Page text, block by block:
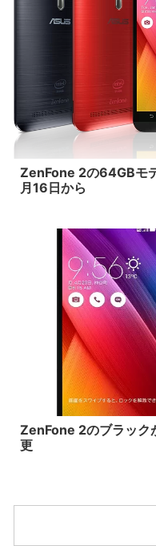
ZenFone 2の64GBモ
月16日から
ZenFone 2のブラック
更